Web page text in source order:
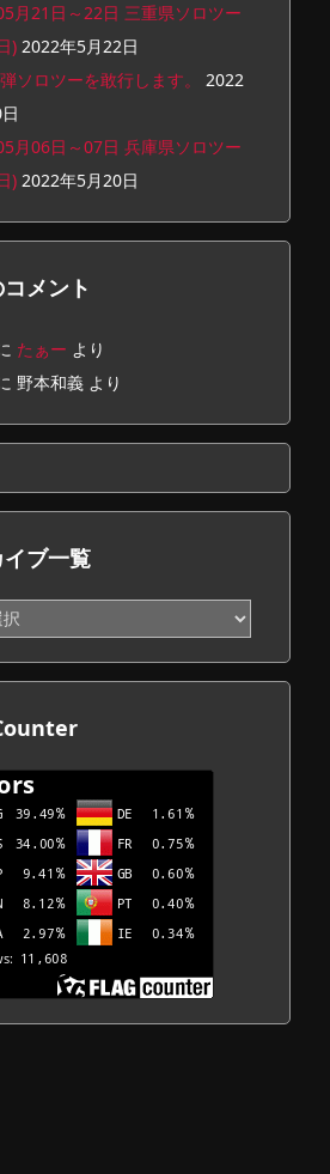
月21日～22日 三重県ソロツー
) 2022年5月22日
ソロツーを敢行します。
2022
月06日～07日 兵庫県ソロツー
) 2022年5月20日
メント
たぁー より
野本和義 より
ブ一覧